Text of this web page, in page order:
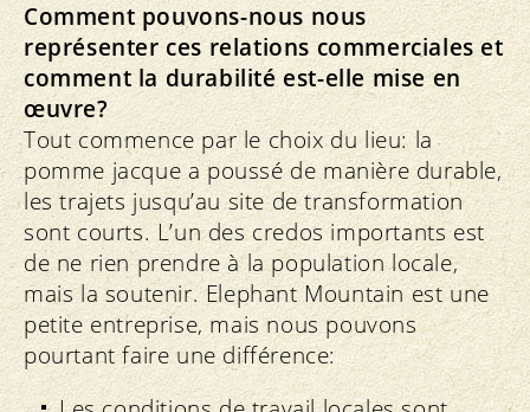
Comment pouvons-nous nous
représenter ces relations commerciales et
comment la durabilité est-elle mise en
œuvre?
Tout commence par le choix du lieu: la
pomme jacque a poussé de manière durable,
les trajets jusqu’au site de transformation
sont courts. L’un des credos importants est
de ne rien prendre à la population locale,
mais la soutenir. Elephant Mountain est une
petite entreprise, mais nous pouvons
pourtant faire une différence: